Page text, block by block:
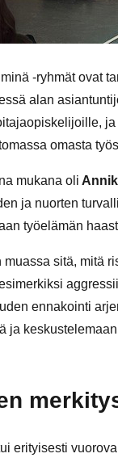
-ryhmät ovat
alan
omasta
mukana oli
ja nuorten
työelämän
sitä, mitä
ennakointi
ja
erityisesti